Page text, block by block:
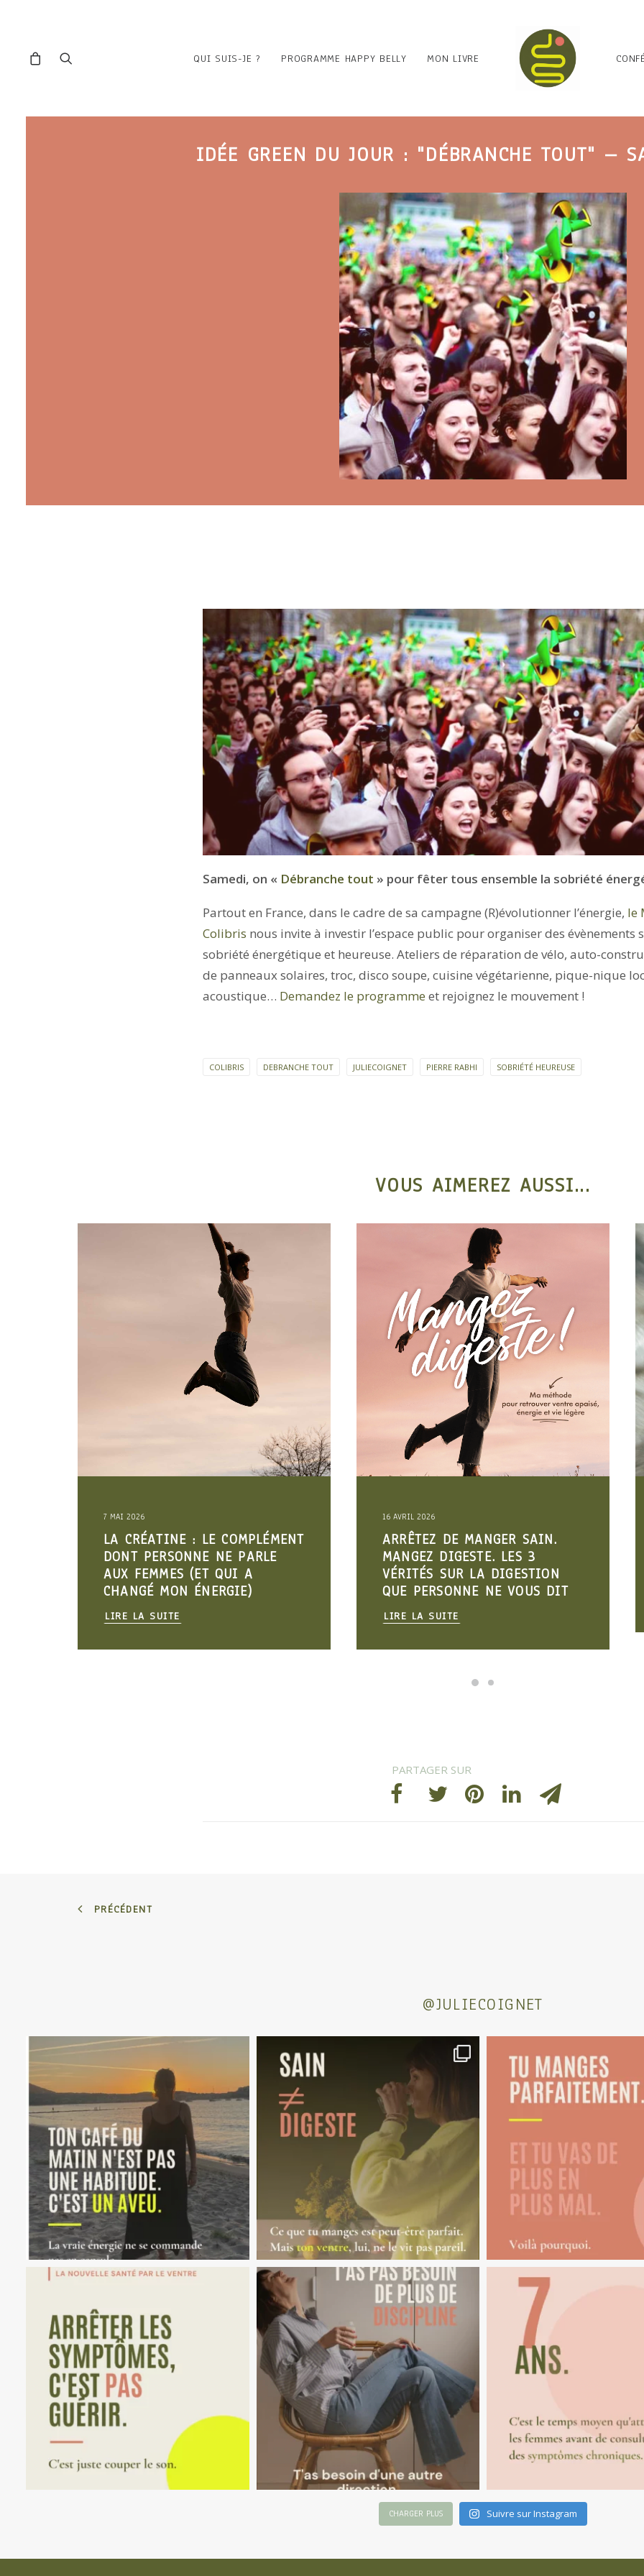
QUI SUIS-JE ? PROGRAMME HAPPY BELLY MON LIVRE
IDÉE GREEN DU JOUR : "DÉBRANCHE TOUT" –
Samedi, on « Débranche tout » pour fêter tous ensemble la sobriété
Partout en France, dans le cadre de sa campagne (R)évolutionner l’énergie, le
Colibris nous invite à investir l’espace public pour organiser des évènements
sobriété énergétique et heureuse. Ateliers de réparation de vélo, auto-
de panneaux solaires, troc, disco soupe, cuisine végétarienne, pique-nique
acoustique… Demandez le programme et rejoignez le mouvement !
COLIBRIS DEBRANCHE TOUT JULIECOIGNET PIERRE RABHI SOBRIÉTÉ HEUREUSE
VOUS AIMEREZ AUSSI...
16 AVRIL 2026
ARRÊTEZ DE MANGER SAIN.
MANGEZ DIGESTE. LES 3
VÉRITÉS SUR LA DIGESTION
QUE PERSONNE NE VOUS DIT
LIRE LA SUITE
19 FÉVRIER 2026
TROUBLES DIGESTIFS :
POURQUOI CE N’EST PAS
“DANS VOTRE TÊTE”
LIRE LA SUITE
PRÉCÉDENT
@JULIECOIGNET
CHARGER PLUS Suivre sur Instagram